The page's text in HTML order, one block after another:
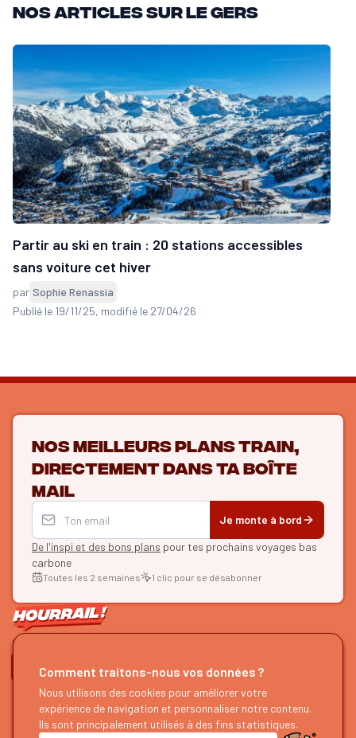
Nos articles sur le Gers
Partir au ski en train : 20 stations accessibles
sans voiture cet hiver
par Sophie Renassia
Publié le 19/11/25, modifié le 27/04/26
Nos meilleurs plans train,
directement dans ta boîte
mail
Je monte à bord
De l'inspi et des bons plans pour tes prochains voyages bas
carbone
Toutes les 2 semaines 1 clic pour se désabonner
ON SE SUIT ?
HOURRAIL !
À propos
Devenir partenaire
EXPLORER
Recherche d'itinéraires
Nos guides
Comment traitons-nous vos données ?
Nous utilisons des cookies pour améliorer votre
expérience de navigation et personnaliser notre contenu.
Ils sont principalement utilisés à des fins statistiques.